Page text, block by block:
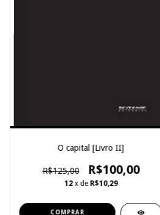
O capital [Livro II]
R$125,00 R$100,00
12 x de R$10,29